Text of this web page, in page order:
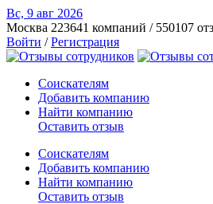
Вс, 9 авг 2026
Москва 223641 компаний / 550107
Войти /Регистрация
Соискателям
Добавить компанию
Найти компанию
Оставить отзыв
Соискателям
Добавить компанию
Найти компанию
Оставить отзыв